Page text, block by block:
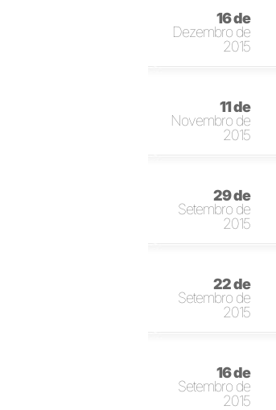
16 de
Dezembro de
2015
11 de
Novembro de
2015
29 de
Setembro de
2015
22 de
Setembro de
2015
16 de
Setembro de
2015